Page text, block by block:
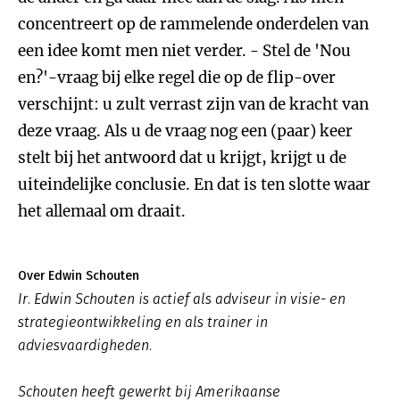
concentreert op de rammelende onderdelen van
een idee komt men niet verder. - Stel de 'Nou
en?'-vraag bij elke regel die op de flip-over
verschijnt: u zult verrast zijn van de kracht van
deze vraag. Als u de vraag nog een (paar) keer
stelt bij het antwoord dat u krijgt, krijgt u de
uiteindelijke conclusie. En dat is ten slotte waar
het allemaal om draait.
Over Edwin Schouten
Ir. Edwin Schouten is actief als adviseur in visie- en
strategieontwikkeling en als trainer in
adviesvaardigheden.
Schouten heeft gewerkt bij Amerikaanse